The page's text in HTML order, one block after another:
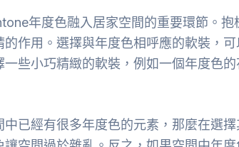
年度色融入居家空間的重要環節。
作用。選擇與年度色相呼應的軟裝，
些小巧精緻的軟裝，例如一個年度色
已經有很多年度色的元素，那麼在選